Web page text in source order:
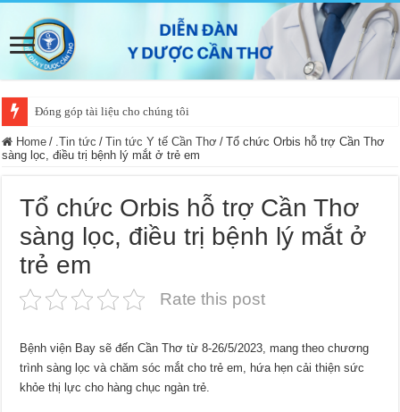
Đóng góp tài liệu cho chúng tôi
Home / .Tin tức / Tin tức Y tế Cần Thơ / Tổ chức Orbis hỗ trợ Cần Thơ
sàng lọc, điều trị bệnh lý mắt ở trẻ em
Tổ chức Orbis hỗ trợ Cần Thơ
sàng lọc, điều trị bệnh lý mắt ở
trẻ em
Rate this post
Bệnh viện Bay sẽ đến Cần Thơ từ 8-26/5/2023, mang theo chương
trình sàng lọc và chăm sóc mắt cho trẻ em, hứa hẹn cải thiện sức
khỏe thị lực cho hàng chục ngàn trẻ.